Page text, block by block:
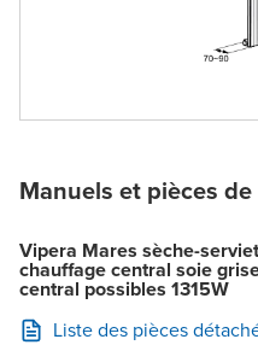
Manuels et pièces
Vipera Mares sèche-
chauffage central soie
central possibles 1315W
Liste des pièces